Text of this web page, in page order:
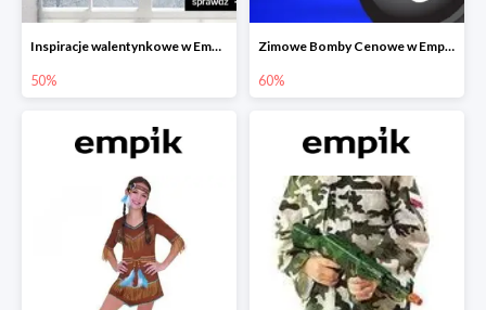
Inspiracje walentynkowe w Empiku do -50%
50%
Zimowe Bomby Cenowe w Empiku do -60%
60%